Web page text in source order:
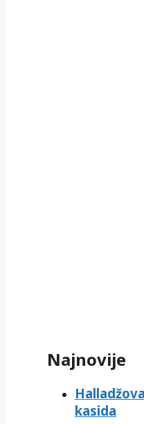
Najnovije
Halladžova
kasida